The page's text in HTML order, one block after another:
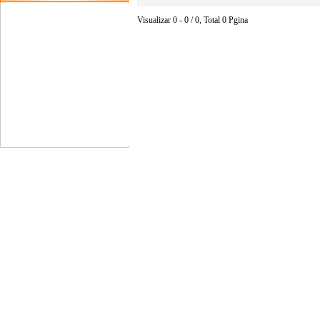
Visualizar 0 - 0 / 0, Total 0 Pgina